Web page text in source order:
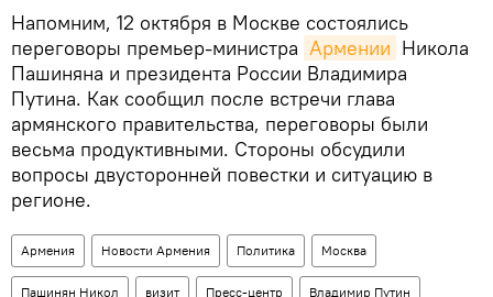
Напомним, 12 октября в Москве состоялись
переговоры премьер-министра Армении Никола
Пашиняна и президента России Владимира
Путина. Как сообщил после встречи глава
армянского правительства, переговоры были
весьма продуктивными. Стороны обсудили
вопросы двусторонней повестки и ситуацию в
регионе.
Армения Новости Армения Политика Москва
Пашинян Никол визит Пресс-центр Владимир Путин